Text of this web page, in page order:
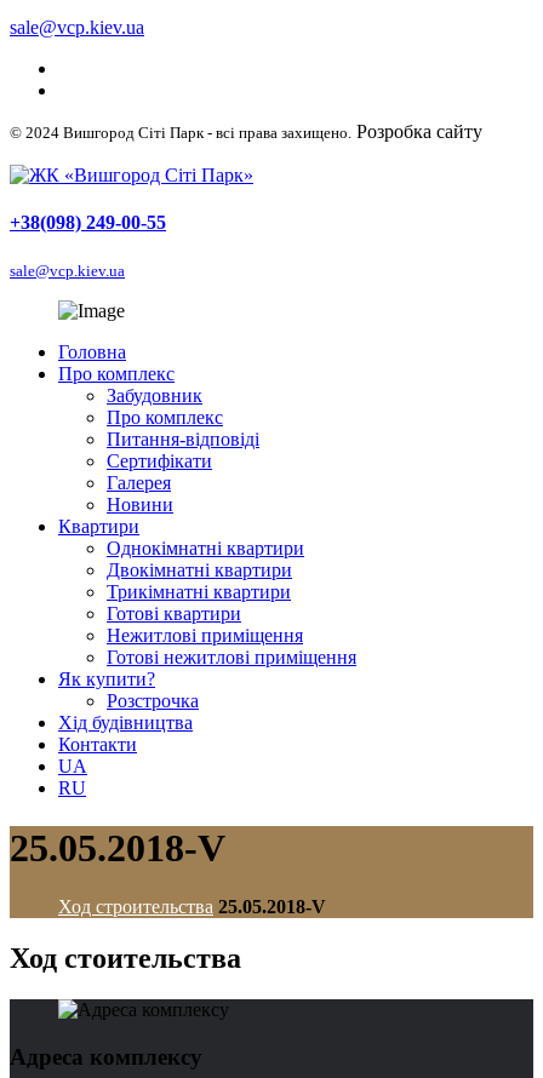
sale@vcp.kiev.ua
© 2024 Вишгород Сіті Парк - всі права захищено. Розробка сайту
+38(098) 249-00-55
sale@vcp.kiev.ua
Головна
Про комплекс
Забудовник
Про комплекс
Питання-відповіді
Сертифікати
Галерея
Новини
Квартири
Однокімнатні квартири
Двокімнатні квартири
Трикімнатні квартири
Готові квартири
Нежитлові приміщення
Готові нежитлові приміщення
Як купити?
Розстрочка
Хід будівництва
Контакти
UA
RU
25.05.2018-V
Ход строительства 25.05.2018-V
Ход стоительства
Адреса комплексу